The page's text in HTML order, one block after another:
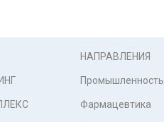
НАПРАВЛЕНИЯ
Промышленность
Фармацевтика